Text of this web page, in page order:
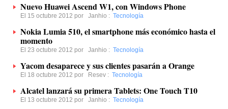
Nuevo Huawei Ascend W1, con Windows Phone
El 15 octubre 2012 por Janhio : Tecnología
Nokia Lumia 510, el smartphone más económico hasta el
momento
El 23 octubre 2012 por Janhio : Tecnología
Yacom desaparece y sus clientes pasarán a Orange
El 18 octubre 2012 por Resev : Tecnología
Alcatel lanzará su primera Tablets: One Touch T10
El 13 octubre 2012 por Janhio : Tecnología